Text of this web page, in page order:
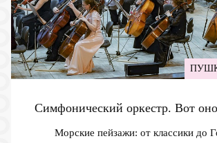
Симфонический оркестр. Вот
Морские пейзажи: от классики до